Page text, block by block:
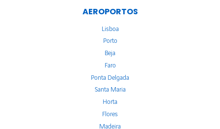
AEROPORTOS
Lisboa
Porto
Beja
Faro
Ponta Delgada
Santa Maria
Horta
Flores
Madeira